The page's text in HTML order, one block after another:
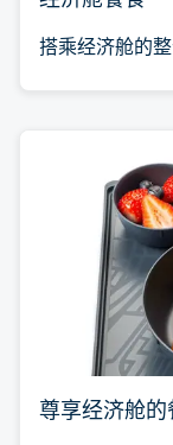
搭乘经济舱的
尊享经济舱的